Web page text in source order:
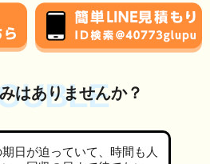
はありませんか？
日が迫っていて、時間も人